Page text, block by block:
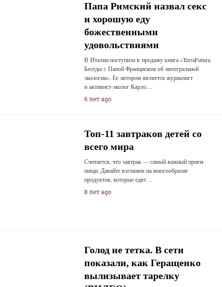
Папа Римский назвал секс
и хорошую еду
божественными
удовольствиями
В Италии поступила в продажу книга «TerraFutura.
Беседы с Папой Франциском об интегральной
экологии». Ее автором является журналист
и активист-эколог Карло…
6 лет ago
Топ-11 завтраков детей со
всего мира
Считается, что завтрак — самый важный прием
пищи. Давайте взглянем на многообразие
продуктов, которые едят…
8 лет ago
Голод не тетка. В сети
показали, как Геращенко
вылизывает тарелку